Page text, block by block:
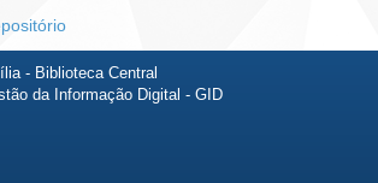
- Biblioteca Central
da Informação Digital - GID